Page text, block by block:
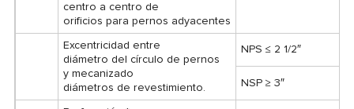
centro a centro de
orificios para pernos adyacentes
Excentricidad entre
diámetro del círculo de pernos
y mecanizado
diámetros de revestimiento.
NPS ≤ 2 1/2″
NSP ≥ 3″